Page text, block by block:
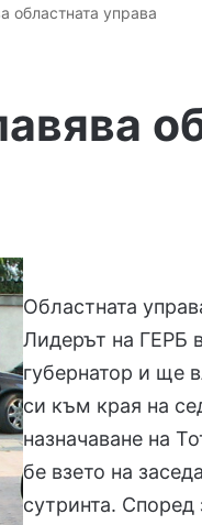
областната управа
Областната
Лидерът на ГЕРБ
губернатор и ще
си към края на
назначаване на
бе взето на
сутринта. Според